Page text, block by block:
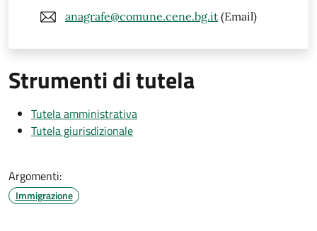
anagrafe@comune.cene.bg.it (Email)
Strumenti di tutela
Tutela amministrativa
Tutela giurisdizionale
Argomenti:
Immigrazione